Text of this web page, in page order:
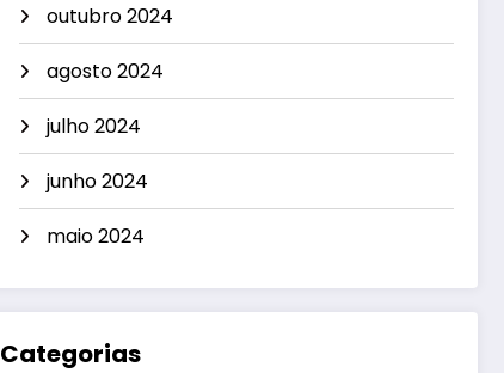
outubro 2024
agosto 2024
julho 2024
junho 2024
maio 2024
Categorias